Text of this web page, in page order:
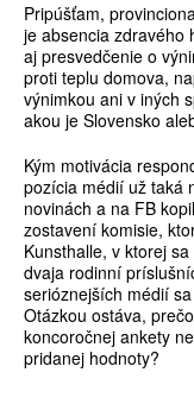
Pripúšťam,
je absencia zdravého
aj presvedčenie o
proti teplu domova,
výnimkou ani v iných
akou je Slovensko
Kým motivácia
pozícia médií už taká
novinách a na FB
zostavení komisie,
Kunsthalle, v ktorej
dvaja rodinní
serióznejších médií
Otázkou ostáva,
koncoročnej ankety
pridanej hodnoty?